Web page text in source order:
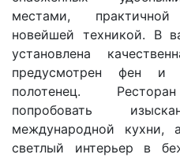
местами,
новейшей техникой. В
установлена
предусмотрен фен и
полотенец.
попробовать
международной кухни,
светлый интерьер в